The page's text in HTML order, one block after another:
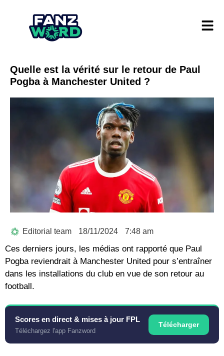
Quelle est la vérité sur le retour de Paul
Pogba à Manchester United ?
Editorial team 18/11/2024 7:48 am
Ces derniers jours, les médias ont rapporté que Paul
Pogba reviendrait à Manchester United pour s’entraîner
dans les installations du club en vue de son retour au
football.
Scores en direct & mises à jour FPL
Téléchargez l'app Fanzword
Télécharger